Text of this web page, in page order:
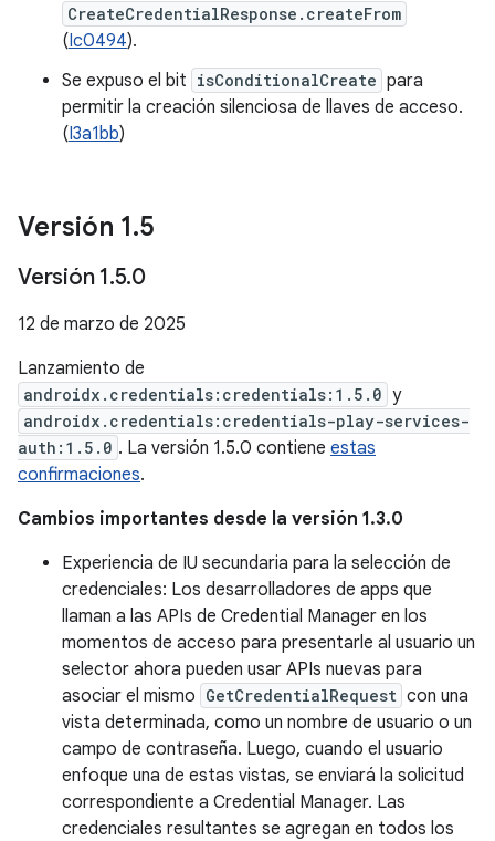
CreateCredentialResponse.createFrom
(Ic0494).
Se expuso el bit isConditionalCreate para
permitir la creación silenciosa de llaves de acceso.
(I3a1bb)
Versión 1.5
Versión 1.5.0
12 de marzo de 2025
Lanzamiento de
androidx.credentials:credentials:1.5.0 y
androidx.credentials:credentials-play-services-
auth:1.5.0 . La versión 1.5.0 contiene estas
confirmaciones.
Cambios importantes desde la versión 1.3.0
Experiencia de IU secundaria para la selección de
credenciales: Los desarrolladores de apps que
llaman a las APIs de Credential Manager en los
momentos de acceso para presentarle al usuario un
selector ahora pueden usar APIs nuevas para
asociar el mismo GetCredentialRequest con una
vista determinada, como un nombre de usuario o un
campo de contraseña. Luego, cuando el usuario
enfoque una de estas vistas, se enviará la solicitud
correspondiente a Credential Manager. Las
credenciales resultantes se agregan en todos los